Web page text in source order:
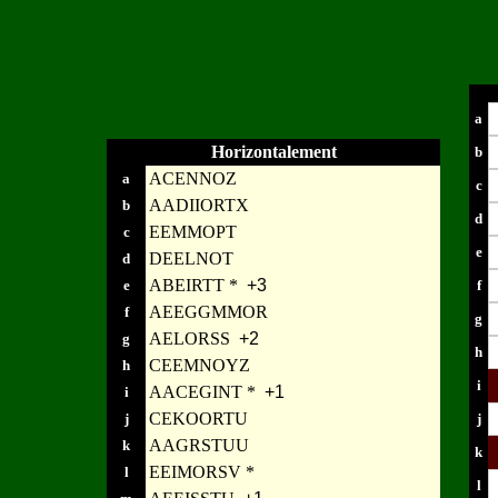
Horizontalement
a ACENNOZ
b AADIIORTX
c EEMMOPT
d DEELNOT
e ABEIRTT * +3
f AEEGGMMOR
g AELORSS +2
h CEEMNOYZ
i AACEGINT * +1
j CEKOORTU
k AAGRSTUU
l EEIMORSV *
a
b
c
d
e
f
g
h
i
j
k
l